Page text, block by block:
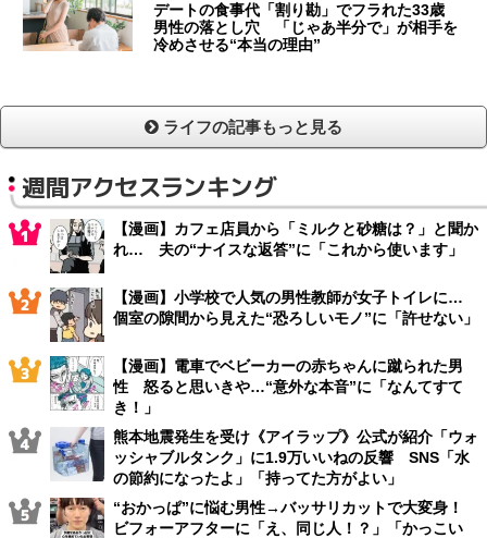
デートの食事代「割り勘」でフラれた33歳
男性の落とし穴 「じゃあ半分で」が相手を
冷めさせる“本当の理由”
ライフの記事もっと見る
週間アクセスランキング
【漫画】カフェ店員から「ミルクと砂糖は？」と聞か
れ… 夫の“ナイスな返答”に「これから使います」
【漫画】小学校で人気の男性教師が女子トイレに…
個室の隙間から見えた“恐ろしいモノ”に「許せない」
【漫画】電車でベビーカーの赤ちゃんに蹴られた男
性 怒ると思いきや…“意外な本音”に「なんてすて
き！」
熊本地震発生を受け《アイラップ》公式が紹介「ウォ
ッシャブルタンク」に1.9万いいねの反響 SNS「水
の節約になったよ」「持ってた方がよい」
“おかっぱ”に悩む男性→バッサリカットで大変身！
ビフォーアフターに「え、同じ人！？」「かっこい